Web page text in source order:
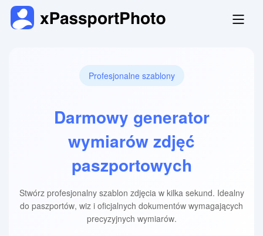
Profesjonalne szablony
Darmowy generator
wymiarów zdjęć
paszportowych
Stwórz profesjonalny szablon zdjęcia w kilka sekund. Idealny
do paszportów, wiz i oficjalnych dokumentów wymagających
precyzyjnych wymiarów.